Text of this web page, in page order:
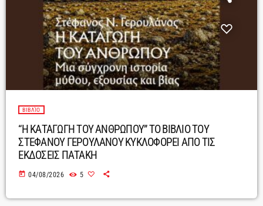
ΒΙΒΛΊΟ
“Η ΚΑΤΑΓΩΓΗ ΤΟΥ ΑΝΘΡΩΠΟΥ” ΤΟ ΒΙΒΛΙΟ ΤΟΥ
ΣΤΕΦΑΝΟΥ ΓΕΡΟΥΛΑΝΟΥ ΚΥΚΛΟΦΟΡΕΙ ΑΠΟ ΤΙΣ
ΕΚΔΟΣΕΙΣ ΠΑΤΑΚΗ
today 04/08/2026 5